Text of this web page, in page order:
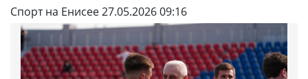
Спорт на Енисее27.05.2026 09:16